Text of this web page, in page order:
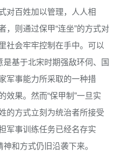
对百姓加以管理，人人相
，则通过保甲“连坐”的方式对
社会牢牢控制在手中。可以
是基于北宋时期强敌环伺、国
军事能力所采取的一种措
效果。然而“保甲制”一旦实
的方式立刻为统治者所接受
军事训练任务已经名存实
神和方式仍旧沿袭下来。